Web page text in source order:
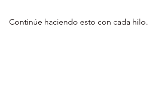
Continúe haciendo esto con cada hilo.